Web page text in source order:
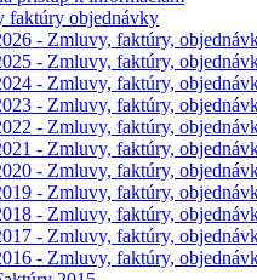
faktúry objednávky
- Zmluvy, faktúry,
- Zmluvy, faktúry,
- Zmluvy, faktúry,
- Zmluvy, faktúry,
- Zmluvy, faktúry,
- Zmluvy, faktúry,
- Zmluvy, faktúry,
- Zmluvy, faktúry,
- Zmluvy, faktúry,
- Zmluvy, faktúry,
- Zmluvy, faktúry,